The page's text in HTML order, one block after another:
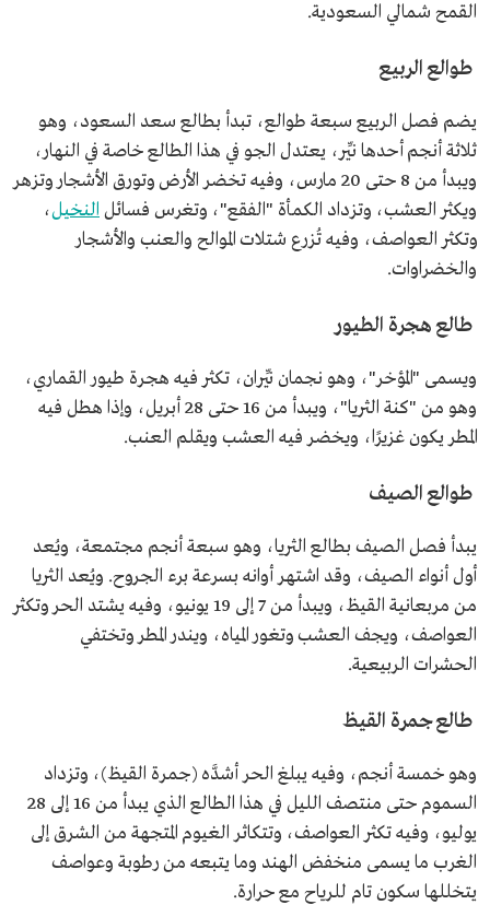
القمح شمالي السعودية.
طوالع الربيع
يضم فصل الربيع سبعة طوالع، تبدأ بطالع سعد السعود، وهو
ثلاثة أنجم أحدها نيِّر، يعتدل الجو في هذا الطالع خاصة في النهار،
ويبدأ من 8 حتى 20 مارس، وفيه تخضر الأرض وتورق الأشجار وتزهر
ويكثر العشب، وتزداد الكمأة "الفقع"، وتغرس فسائل النخيل،
وتكثر العواصف، وفيه تُزرع شتلات الموالح والعنب والأشجار
والخضراوات.
طالع هجرة الطيور
ويسمى "المؤخر"، وهو نجمان نيِّران، تكثر فيه هجرة طيور القماري،
وهو من "كنة الثريا"، ويبدأ من 16 حتى 28 أبريل، وإذا هطل فيه
المطر يكون غزيرًا، ويخضر فيه العشب ويقلم العنب.
طوالع الصيف
يبدأ فصل الصيف بطالع الثريا، وهو سبعة أنجم مجتمعة، ويُعد
أول أنواء الصيف، وقد اشتهر أوانه بسرعة برء الجروح. ويُعد الثريا
من مربعانية القيظ، ويبدأ من 7 إلى 19 يونيو، وفيه يشتد الحر وتكثر
العواصف، ويجف العشب وتغور المياه، ويندر المطر وتختفي
الحشرات الربيعية.
طالع جمرة القيظ
وهو خمسة أنجم، وفيه يبلغ الحر أشدَّه (جمرة القيظ)، وتزداد
السموم حتى منتصف الليل في هذا الطالع الذي يبدأ من 16 إلى 28
يوليو، وفيه تكثر العواصف، وتتكاثر الغيوم المتجهة من الشرق إلى
الغرب ما يسمى منخفض الهند وما يتبعه من رطوبة وعواصف
يتخللها سكون تام للرياح مع حرارة.